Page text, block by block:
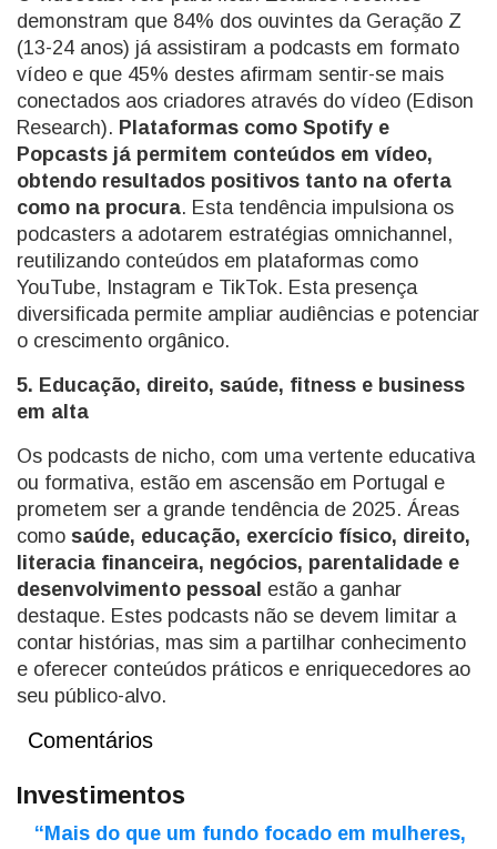
demonstram que 84% dos ouvintes da Geração Z
(13-24 anos) já assistiram a podcasts em formato
vídeo e que 45% destes afirmam sentir-se mais
conectados aos criadores através do vídeo (Edison
Research). Plataformas como Spotify e
Popcasts já permitem conteúdos em vídeo,
obtendo resultados positivos tanto na oferta
como na procura. Esta tendência impulsiona os
podcasters a adotarem estratégias omnichannel,
reutilizando conteúdos em plataformas como
YouTube, Instagram e TikTok. Esta presença
diversificada permite ampliar audiências e potenciar
o crescimento orgânico.
5. Educação, direito, saúde, fitness e business
em alta
Os podcasts de nicho, com uma vertente educativa
ou formativa, estão em ascensão em Portugal e
prometem ser a grande tendência de 2025. Áreas
como saúde, educação, exercício físico, direito,
literacia financeira, negócios, parentalidade e
desenvolvimento pessoal estão a ganhar
destaque. Estes podcasts não se devem limitar a
contar histórias, mas sim a partilhar conhecimento
e oferecer conteúdos práticos e enriquecedores ao
seu público-alvo.
Comentários
Investimentos
“Mais do que um fundo focado em mulheres,